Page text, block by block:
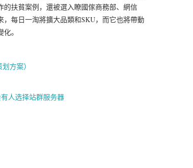
的扶貧案例，還被選入瞭國傢商務部、網信
每日一淘將擴大品類和SKU，而它也將帶動
。
方案）
人选择站群服务器